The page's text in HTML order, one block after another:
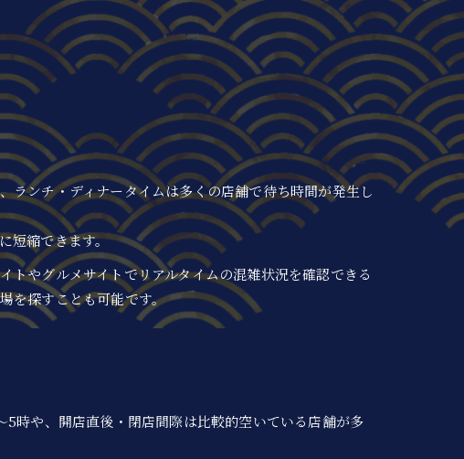
ランチ・ディナータイムは多くの店舗で待ち時間が発生し
短縮できます。
やグルメサイトでリアルタイムの混雑状況を確認できる
を探すことも可能です。
時や、開店直後・閉店間際は比較的空いている店舗が多